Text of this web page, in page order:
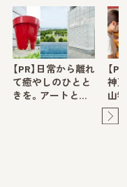
【PR】日常から離れ
て癒やしのひとと
きを。アートと…
【
神
山